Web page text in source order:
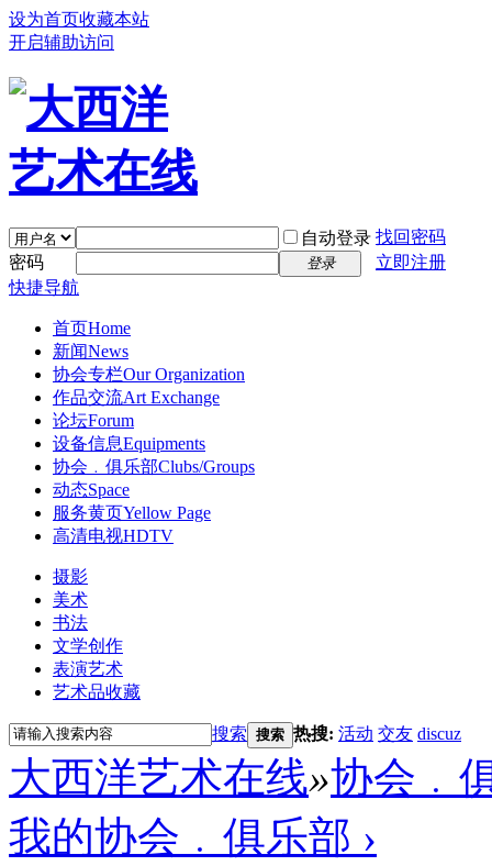
设为首页收藏本站
开启辅助访问
自动登录 找回密码
密码
登录
立即注册
快捷导航
首页Home
新闻News
协会专栏Our Organization
作品交流Art Exchange
论坛Forum
设备信息Equipments
协会﹒俱乐部Clubs/Groups
动态Space
服务黄页Yellow Page
高清电视HDTV
摄影
美术
书法
文学创作
表演艺术
艺术品收藏
搜索 搜索 热搜: 活动 交友 discuz
大西洋艺术在线»协会﹒
我的协会﹒俱乐部 ›